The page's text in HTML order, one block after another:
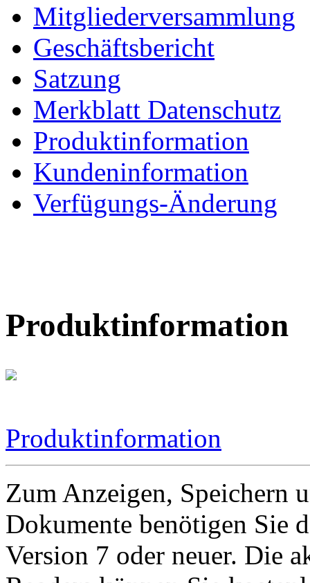
Mitgliederversammlung
Geschäftsbericht
Satzung
Merkblatt Datenschutz
Produktinformation
Kundeninformation
Verfügungs-Änderung
Produktinformation
Produktinformation
Zum Anzeigen, Speichern
Dokumente benötigen Sie
Version 7 oder neuer. Die